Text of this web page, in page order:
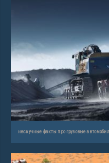
нескучные факты про грузовые